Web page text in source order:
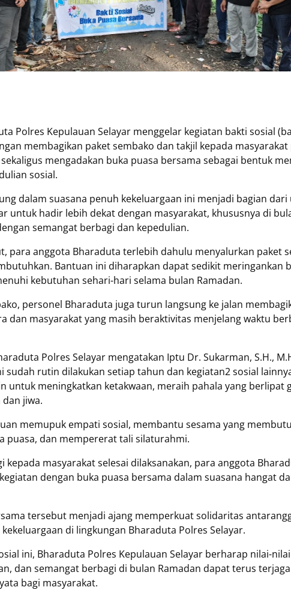
Polres Kepulauan Selayar menggelar kegiatan bakti sosial
membagikan paket sembako dan takjil kepada
mengadakan buka puasa bersama sebagai bentuk
sosial.
dalam suasana penuh kekeluargaan ini menjadi bagian dari
untuk hadir lebih dekat dengan masyarakat, khususnya di
semangat berbagi dan kepedulian.
para anggota Bharaduta terlebih dahulu menyalurkan paket
Bantuan ini diharapkan dapat sedikit meringankan
kebutuhan sehari-hari selama bulan Ramadan.
personel Bharaduta juga turun langsung ke jalan
dan masyarakat yang masih beraktivitas menjelang waktu
Polres Selayar mengatakan Iptu Dr. Sukarman, S.H.,
sudah rutin dilakukan setiap tahun dan kegiatan2 sosial
untuk meningkatkan ketakwaan, meraih pahala yang berlipat
jiwa.
memupuk empati sosial, membantu sesama yang
puasa, dan mempererat tali silaturahmi.‎
kepada masyarakat selesai dilaksanakan, para anggota
dengan buka puasa bersama dalam suasana hangat
tersebut menjadi ajang memperkuat solidaritas
di lingkungan Bharaduta Polres Selayar.
ini, Bharaduta Polres Kepulauan Selayar berharap nilai-nilai
dan semangat berbagi di bulan Ramadan dapat terus
bagi masyarakat.